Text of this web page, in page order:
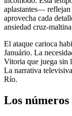
aplastantes—
aprovecha cada
ansiedad cruz-
El ataque carioca
Januário. La
Vitoria que juega sin
La narrativa
Río.
Los